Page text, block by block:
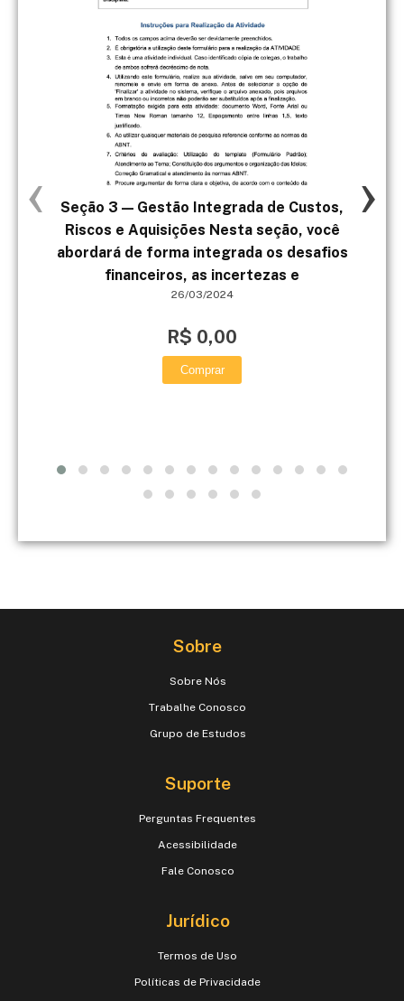
Seção 3 — Gestão Integrada de Custos,
Riscos e Aquisições Nesta seção, você
abordará de forma integrada os desafios
financeiros, as incertezas e
26/03/2024
R$ 0,00
Comprar
‹ ›
Sobre
Sobre Nós
Trabalhe Conosco
Grupo de Estudos
Suporte
Perguntas Frequentes
Acessibilidade
Fale Conosco
Jurídico
Termos de Uso
Políticas de Privacidade